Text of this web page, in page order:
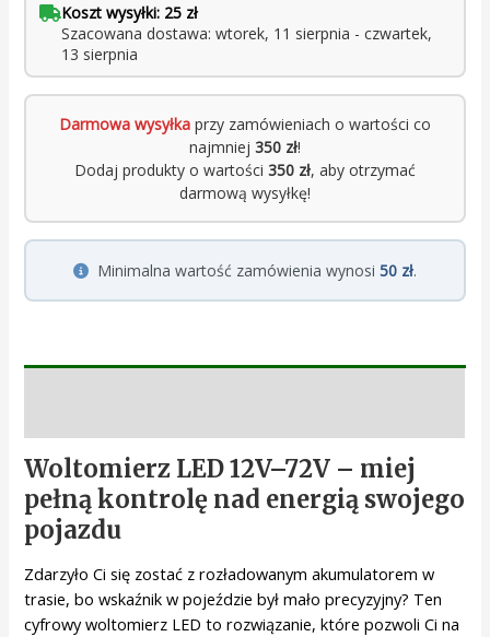
Koszt wysyłki: 25 zł
Szacowana dostawa: wtorek, 11 sierpnia - czwartek,
13 sierpnia
Darmowa wysyłka przy zamówieniach o wartości co
najmniej 350 zł!
Dodaj produkty o wartości 350 zł, aby otrzymać
darmową wysyłkę!
Minimalna wartość zamówienia wynosi 50 zł.
Woltomierz LED 12V–72V – miej
pełną kontrolę nad energią swojego
pojazdu
Zdarzyło Ci się zostać z rozładowanym akumulatorem w
trasie, bo wskaźnik w pojeździe był mało precyzyjny? Ten
cyfrowy woltomierz LED to rozwiązanie, które pozwoli Ci na